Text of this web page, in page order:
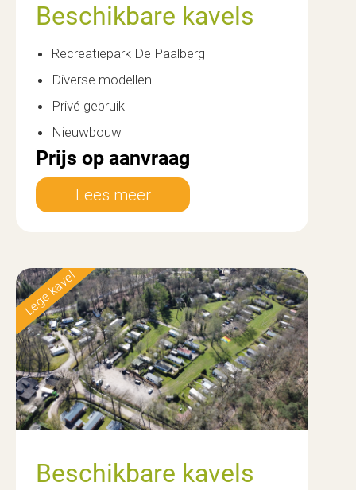
Beschikbare kavels
Recreatiepark De Paalberg
Diverse modellen
Privé gebruik
Nieuwbouw
Prijs op aanvraag
Lees meer
Nieuw
Lege kavel
Beschikbare kavels